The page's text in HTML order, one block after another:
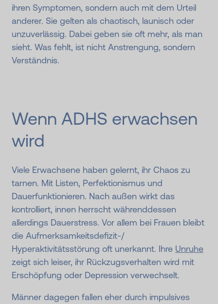
ihren Symptomen, sondern auch mit dem Urteil
anderer. Sie gelten als chaotisch, launisch oder
unzuverlässig. Dabei geben sie oft mehr, als man
sieht. Was fehlt, ist nicht Anstrengung, sondern
Verständnis.
Wenn ADHS erwachsen
wird
Viele Erwachsene haben gelernt, ihr Chaos zu
tarnen. Mit Listen, Perfektionismus und
Dauerfunktionieren. Nach außen wirkt das
kontrolliert, innen herrscht währenddessen
allerdings Dauerstress. Vor allem bei Frauen bleibt
die Aufmerksamkeitsdefizit-/
Hyperaktivitätsstörung oft unerkannt. Ihre Unruhe
zeigt sich leiser, ihr Rückzugsverhalten wird mit
Erschöpfung oder Depression verwechselt.
Männer dagegen fallen eher durch impulsives